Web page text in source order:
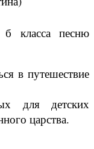
класса песню
в путешествие
для детских
царства.